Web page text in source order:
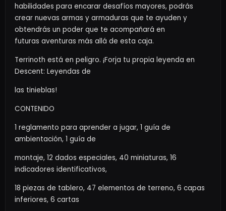
habilidades para encarar desafíos mayores, podrás
crear nuevas armas y armaduras que te ayuden y
obtendrás un poder que te acompañará en
futuras aventuras más allá de esta caja.
Terrinoth está en peligro. ¡Forja tu propia leyenda en
Descent: Leyendas de
las tinieblas!
CONTENIDO
1 reglamento para aprender a jugar, 1 guía de
ambientación, 1 guía de
montaje, 12 dados especiales, 40 miniaturas, 16
indicadores identificativos,
18 piezas de tablero, 47 elementos de terreno, 6 capas
inferiores, 6 cartas